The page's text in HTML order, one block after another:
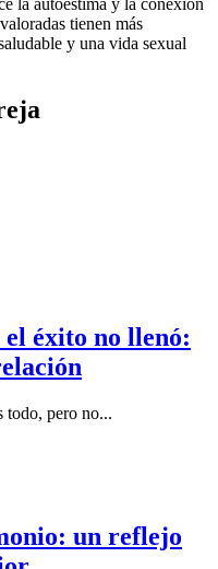
tienen más
y una vida sexual
éxito no llenó:
todo, pero no...
un reflejo